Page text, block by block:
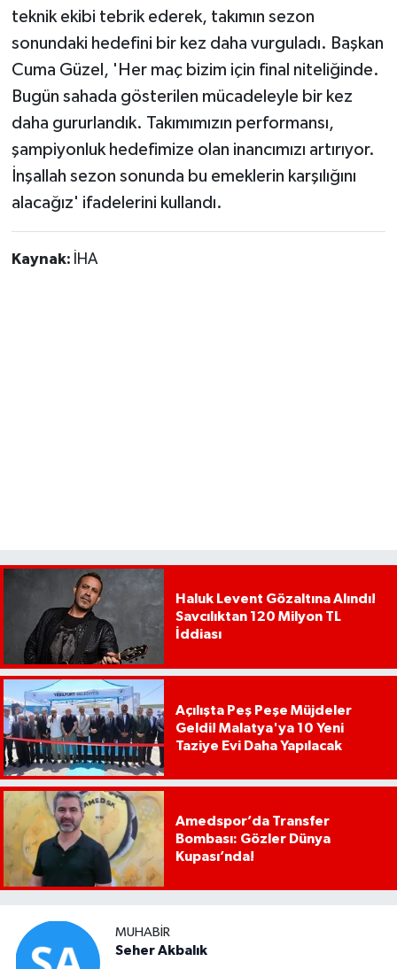
teknik ekibi tebrik ederek, takımın sezon
sonundaki hedefini bir kez daha vurguladı. Başkan
Cuma Güzel, 'Her maç bizim için final niteliğinde.
Bugün sahada gösterilen mücadeleyle bir kez
daha gururlandık. Takımımızın performansı,
şampiyonluk hedefimize olan inancımızı artırıyor.
İnşallah sezon sonunda bu emeklerin karşılığını
alacağız' ifadelerini kullandı.
Kaynak: İHA
Haluk Levent Gözaltına Alındı!
Savcılıktan 120 Milyon TL
İddiası
Açılışta Peş Peşe Müjdeler
Geldi! Malatya'ya 10 Yeni
Taziye Evi Daha Yapılacak
Amedspor’da Transfer
Bombası: Gözler Dünya
Kupası’nda!
MUHABIR
Seher Akbalık